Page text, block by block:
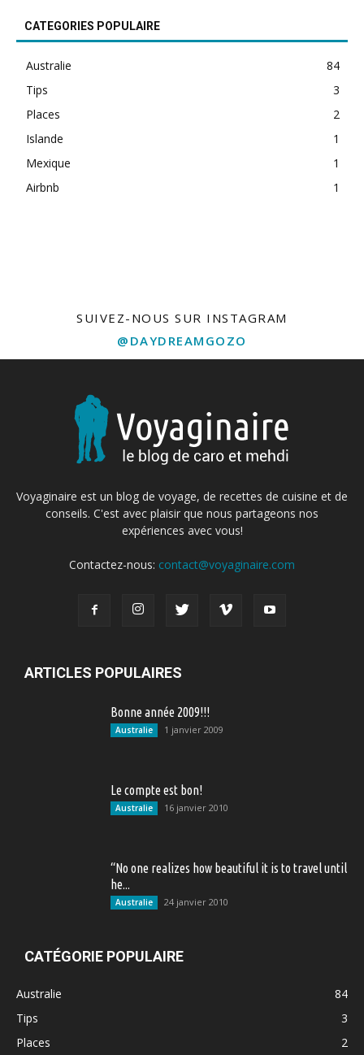
CATEGORIES POPULAIRE
Australie
84
Tips
3
Places
2
Islande
1
Mexique
1
Airbnb
1
SUIVEZ-NOUS SUR INSTAGRAM
@DAYDREAMGOZO
Voyaginaire est un blog de voyage, de recettes de cuisine et de
conseils. C'est avec plaisir que nous partageons nos
expériences avec vous!
Contactez-nous: contact@voyaginaire.com
ARTICLES POPULAIRES
Bonne année 2009!!!
Australie 1 janvier 2009
Le compte est bon!
Australie 16 janvier 2010
“No one realizes how beautiful it is to travel until
he...
Australie 24 janvier 2010
CATÉGORIE POPULAIRE
Australie
84
Tips
3
Places
2